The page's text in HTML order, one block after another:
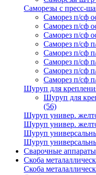
Саморезы с пресс-
Саморез п/сф
Саморез п/сф
Саморез п/сф
Саморез п/сф
Саморез п/сф
Саморез п/сф
Саморез п/сф
Саморез п/сф
Шуруп для
Шуруп для
(56)
Шуруп универ.
Шуруп универ.
Шуруп
Шуруп
Сварочные аппараты
Скоба
Скоба